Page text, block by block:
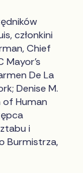
członkini
Chief
Mayor's
De La
Denise M.
of Human
i
Burmistrza,